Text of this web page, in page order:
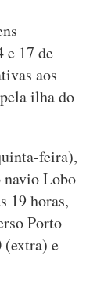
e 17 de
aos
ilha do
feira),
navio Lobo
19 horas,
Porto
(extra) e